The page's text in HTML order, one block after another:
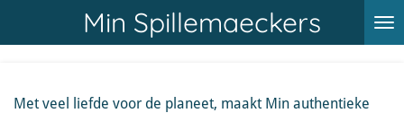
direct
Min Spillemaeckers
Met veel liefde voor de planeet, maakt Min authentieke